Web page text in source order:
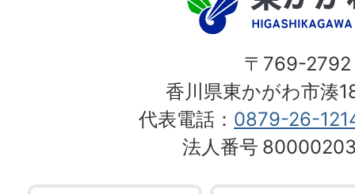
〒769-2792
香川県東かがわ市湊
代表電話： 0879-26-
法人番号